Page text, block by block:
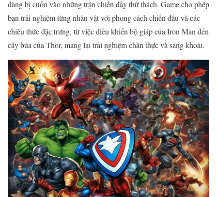
dàng bị cuốn vào những trận chiến đầy thử thách. Game cho phép
bạn trải nghiệm từng nhân vật với phong cách chiến đấu và các
chiêu thức đặc trưng, từ việc điều khiển bộ giáp của Iron Man đến
cây búa của Thor, mang lại trải nghiệm chân thực và sảng khoái.